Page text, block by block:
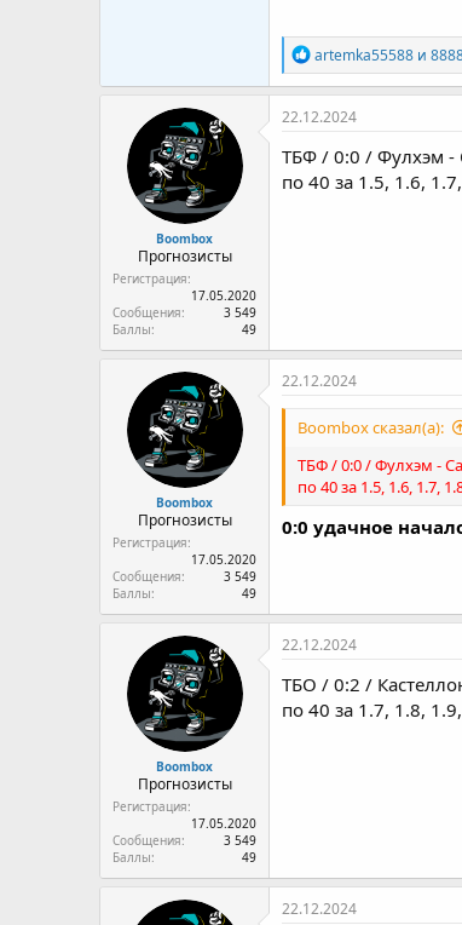
Р
е
а
к
и
и
:
artemka55588 и
Boombox
Прогнозисты
Регистрация
17.05.2020
Сообщения
3 549
Баллы
49
22.12.2024
ТБФ / 0:0 / Фулхэм -
по 40 за 1.5, 1.6,
Boombox
Прогнозисты
Регистрация
17.05.2020
Сообщения
3 549
Баллы
49
22.12.2024
Boombox сказал(а):
ТБФ / 0:0 / Фулхэм -
по 40 за 1.5, 1.6, 1.7,
0:0 удачное
Boombox
Прогнозисты
Регистрация
17.05.2020
Сообщения
3 549
Баллы
49
22.12.2024
ТБО / 0:2 /
по 40 за 1.7, 1.8,
22.12.2024